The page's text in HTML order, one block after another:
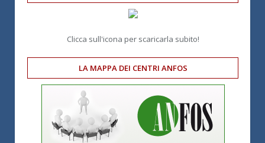
Clicca sull'icona per scaricarla subito!
LA MAPPA DEI CENTRI ANFOS